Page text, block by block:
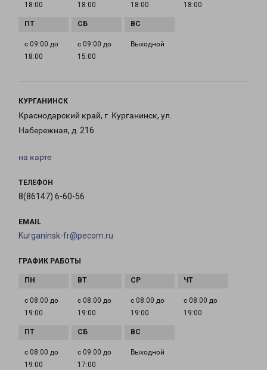
18:00
18:00
18:00
18:00
с 09:00 до
18:00
с 09:00 до
15:00
Выходной
КУРГАНИНСК
Краснодарский край, г. Курганинск, ул.
Набережная, д. 216
на карте
ТЕЛЕФОН
8(86147) 6-60-56
EMAIL
Kurganinsk-fr@pecom.ru
ГРАФИК РАБОТЫ
с 08:00 до
19:00
с 08:00 до
19:00
с 08:00 до
19:00
с 08:00 до
19:00
с 08:00 до
19:00
с 09:00 до
17:00
Выходной